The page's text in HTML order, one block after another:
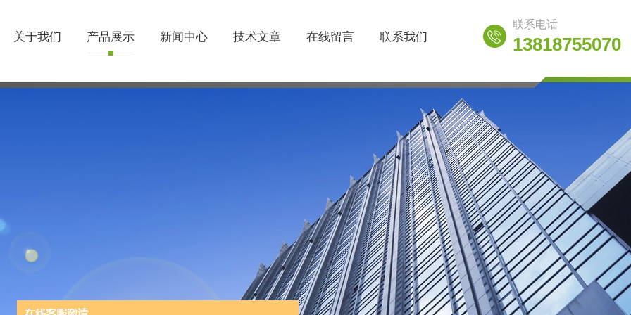
关于我们 产品展示 新闻中心 技术文章 在线留言 联系我们
联系电话
13818755070